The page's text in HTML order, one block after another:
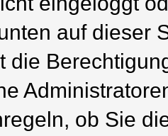
auf dieser
die
ob Sie